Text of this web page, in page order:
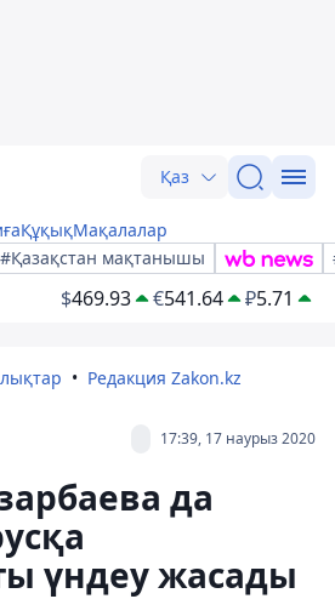
Қаз
ҚұқықМақалалар
#Қазақстан мақтанышы
$469.93 €541.64 ₽5.71
Редакция Zakon.kz
17:39, 17 наурыз 2020
да
үндеу жасады